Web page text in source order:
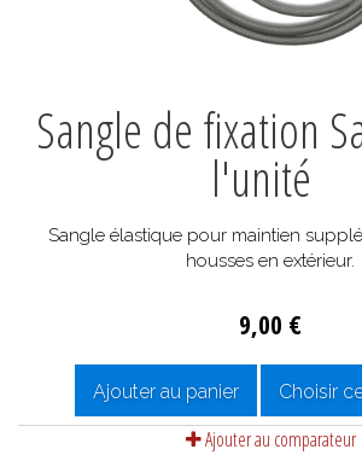
Sangle de fixation
l'unité
Sangle élastique pour maintien
housses en extérieur.
9,00 €
Ajouter au panier Choisir
Ajouter au comparateur